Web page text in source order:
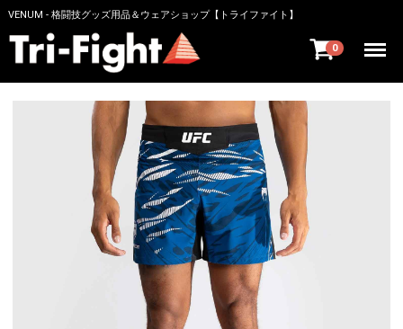
VENUM - 格闘技グッズ用品＆ウェアショップ【トライファイト】
0 Menu